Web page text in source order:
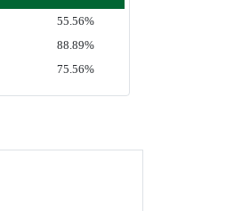
55.56%
88.89%
75.56%